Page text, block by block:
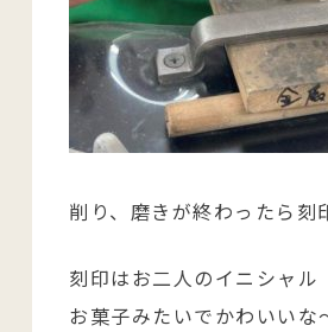
削り、磨きが終わったら刻
刻印はお二人のイニシャル
お菓子みたいでかわいい